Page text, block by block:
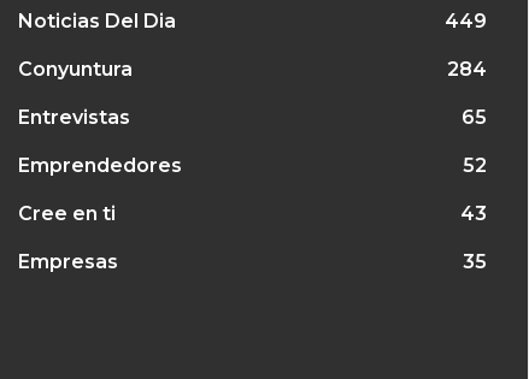
Noticias Del Dia 449
Conyuntura 284
Entrevistas 65
Emprendedores 52
Cree en ti 43
Empresas 35